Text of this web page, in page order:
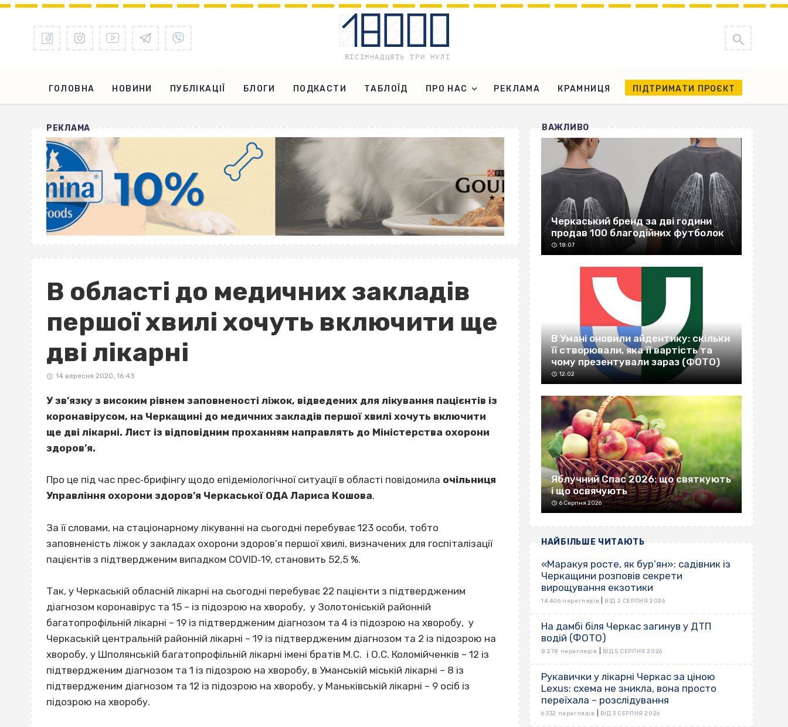
ГОЛОВНА НОВИНИ ПУБЛІКАЦІЇ БЛОГИ ПОДКАСТИ ТАБЛОЇД ПРО НАС РЕКЛАМА КРАМНИЦЯ ПІДТРИМАТИ ПРОЄКТ
РЕКЛАМА
В області до медичних закладів
першої хвилі хочуть включити ще
дві лікарні
14 вересня 2020, 16:43
У зв’язку з високим рівнем заповненості ліжок, відведених для лікування пацієнтів із
коронавірусом, на Черкащині до медичних закладів першої хвилі хочуть включити
ще дві лікарні. Лист із відповідним проханням направлять до Міністерства охорони
здоров’я.
Про це під час прес‐брифінгу щодо епідеміологічної ситуації в області повідомила очільниця
Управління охорони здоров’я Черкаської ОДА Лариса Кошова.
За її словами, на стаціонарному лікуванні на сьогодні перебуває 123 особи, тобто
заповненість ліжок у закладах охорони здоров’я першої хвилі, визначених для госпіталізації
пацієнтів з підтвердженим випадком COVID‐19, становить 52,5 %.
Так, у Черкаській обласній лікарні на сьогодні перебуває 22 пацієнти з підтвердженим
діагнозом коронавірус та 15 – із підозрою на хворобу, у Золотоніській районній
багатопрофільній лікарні – 19 із підтвердженим діагнозом та 4 із підозрою на хворобу, у
Черкаській центральній районній лікарні – 19 із підтвердженим діагнозом та 2 із підозрою на
хворобу, у Шполянській багатопрофільній лікарні імені братів М.С. і О.С. Коломійченків – 12 із
підтвердженим діагнозом та 1 із підозрою на хворобу, в Уманській міській лікарні – 8 із
підтвердженим діагнозом та 12 із підозрою на хворобу, у Маньківській лікарні – 9 осіб із
підозрою на хворобу.
ВАЖЛИВО
Черкаський бренд за дві години
продав 100 благодійних футболок
18:07
В Умані оновили айдентику: скільки
її створювали, яка її вартість та
чому презентували зараз (ФОТО)
12:02
Яблучний Спас 2026: що святкують
і що освячують
6 Серпня 2026
НАЙБІЛЬШЕ ЧИТАЮТЬ
«Маракуя росте, як бур’ян»: садівник із
Черкащини розповів секрети
вирощування екзотики
14 406 переглядів ВІД 2 СЕРПНЯ 2026
На дамбі біля Черкас загинув у ДТП
водій (ФОТО)
8 278 переглядів ВІД 5 СЕРПНЯ 2026
Рукавички у лікарні Черкас за ціною
Lexus: схема не зникла, вона просто
переїхала – розслідування
6 332 переглядів ВІД 3 СЕРПНЯ 2026